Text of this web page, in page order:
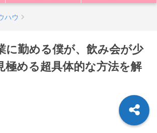
ハウ
に勤める僕が、飲み会が少
極める超具体的な方法を解